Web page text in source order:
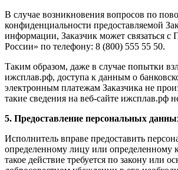
В случае возникновения вопросов по
конфиденциальности предоставляемой
информации, Заказчик может связаться
России» по телефону: 8 (800) 555 55 50.
Таким образом, даже в случае попытки
ижсплав.рф, доступа к данным о
электронным платежам Заказчика не
такие сведения на веб-сайте ижсплав.рф
5. Предоставление персональных
Исполнитель вправе предоставить
определенному лицу или определенному
такое действие требуется по закону или